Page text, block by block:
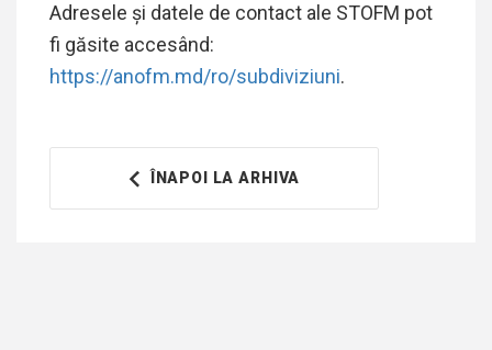
Adresele și datele de contact ale STOFM pot
fi găsite accesând:
https://anofm.md/ro/subdiviziuni.
ÎNAPOI LA ARHIVA